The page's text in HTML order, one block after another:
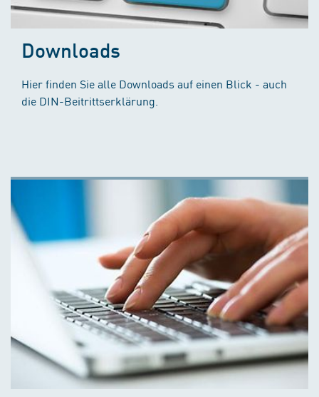
Downloads
Hier finden Sie alle Downloads auf einen Blick - auch
die DIN-Beitrittserklärung.